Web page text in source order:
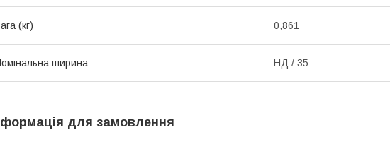
(кг) 0,861
ширина НД / 35
для замовлення